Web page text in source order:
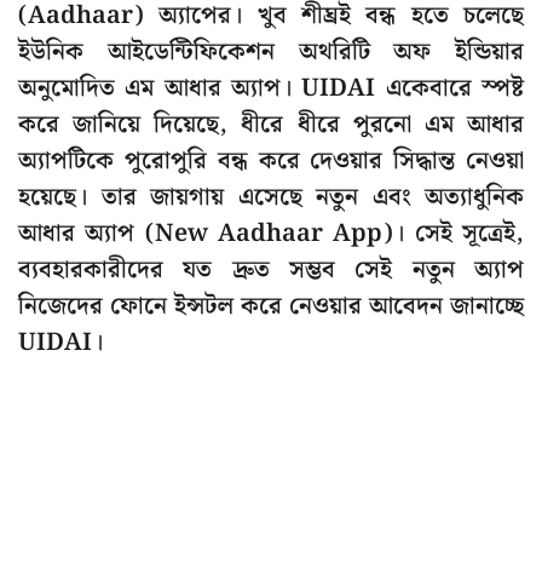
(Aadhaar) অ্যাপের। খুব শীঘ্রই বন্ধ হতে চলেছে
ইউনিক আইডেন্টিফিকেশন অথরিটি অফ ইন্ডিয়ার
অনুমোদিত এম আধার অ্যাপ। UIDAI একেবারে স্পষ্ট
করে জানিয়ে দিয়েছে, ধীরে ধীরে পুরনো এম আধার
অ্যাপটিকে পুরোপুরি বন্ধ করে দেওয়ার সিদ্ধান্ত নেওয়া
হয়েছে। তার জায়গায় এসেছে নতুন এবং অত্যাধুনিক
আধার অ্যাপ (New Aadhaar App)। সেই সূত্রেই,
ব্যবহারকারীদের যত দ্রুত সম্ভব সেই নতুন অ্যাপ
নিজেদের ফোনে ইন্সটল করে নেওয়ার আবেদন জানাচ্ছে
UIDAI।